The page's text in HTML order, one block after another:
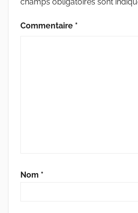
Commentaire *
Nom *